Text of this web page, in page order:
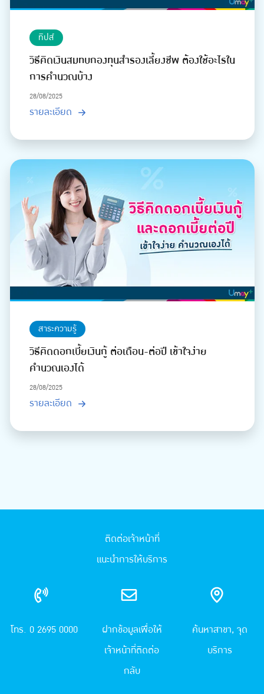
ทิปส์
วิธีคิดเงินสมทบกองทุนสำรองเลี้ยงชีพ ต้องใช้อะไรใน
การคำนวณบ้าง
28/08/2025
รายละเอียด
สาระความรู้
วิธีคิดดอกเบี้ยเงินกู้ ต่อเดือน-ต่อปี เข้าใจง่าย
คำนวณเองได้
28/08/2025
รายละเอียด
ติดต่อเจ้าหน้าที่
แนะนำการให้บริการ
โทร. 0 2695 0000
ฝากข้อมูลเพื่อให้
เจ้าหน้าที่ติดต่อ
กลับ
ค้นหาสาขา, จุด
บริการ